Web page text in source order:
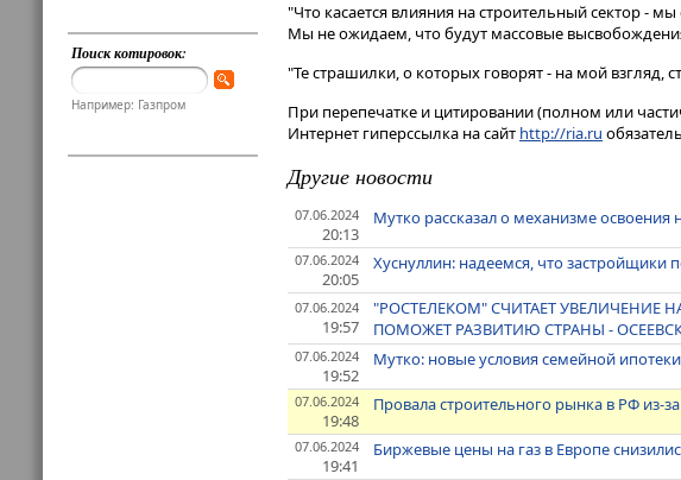
Поиск котировок:
Например: Газпром
"Что касается влияния на строительный сектор -
Мы не ожидаем, что будут массовые
"Те страшилки, о которых говорят - на мой взгляд,
При перепечатке и цитировании (полном или
Интернет гиперссылка на сайт http://ria.ru
Другие новости
07.06.2024
20:13
Мутко рассказал о механизме освоения
07.06.2024
20:05
Хуснуллин: надеемся, что застройщики
07.06.2024
19:57
"РОСТЕЛЕКОМ" СЧИТАЕТ УВЕЛИЧЕНИЕ
ПОМОЖЕТ РАЗВИТИЮ СТРАНЫ -
07.06.2024
19:52
Мутко: новые условия семейной
07.06.2024
19:48
Провала строительного рынка в РФ из-
07.06.2024
19:41
Биржевые цены на газ в Европе